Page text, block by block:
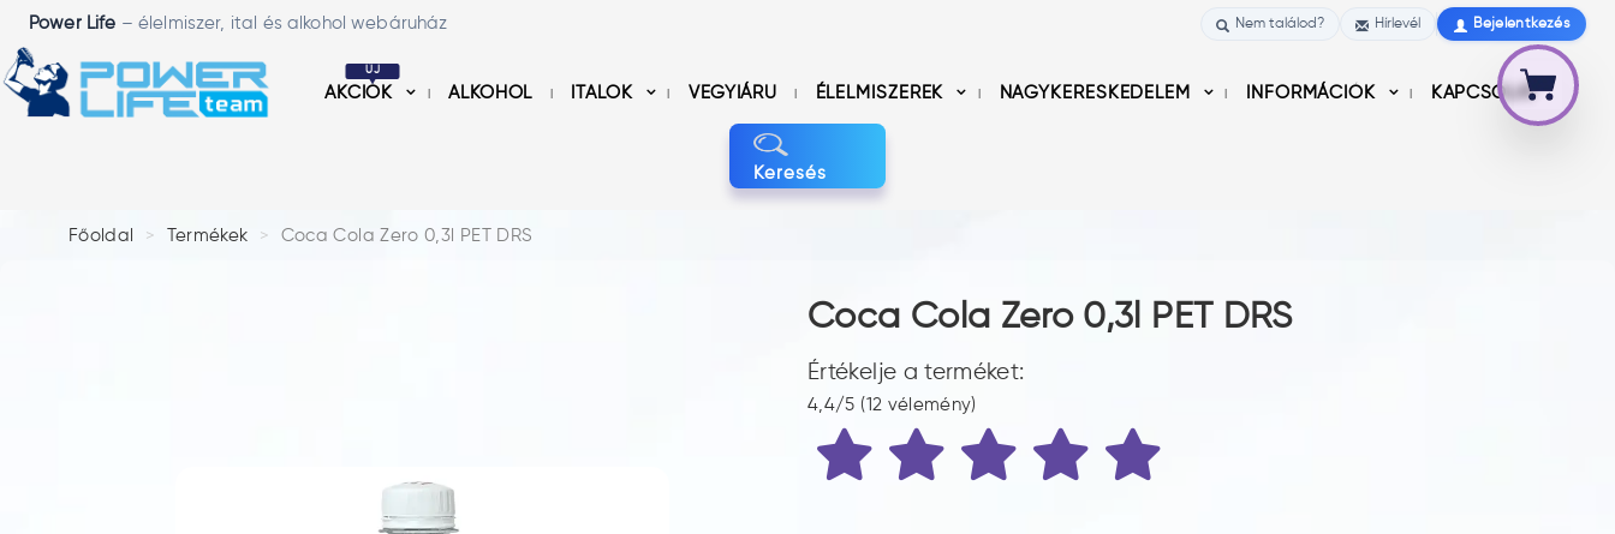
Power Life – élelmiszer, ital és alkohol webáruház Nem találod? Hírlevél Bejelentkezés
ÚJ
AKCIÓK ALKOHOL ITALOK VEGYIÁRU ÉLELMISZEREK NAGYKERESKEDELEM INFORMÁCIÓK KAPCSOLAT
Keresés
Főoldal Termékek Coca Cola Zero 0,3l PET DRS
Coca Cola Zero 0,3l PET DRS
Értékelje a terméket:
4,4/5 (12 vélemény)